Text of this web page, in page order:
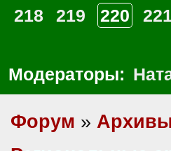
218
219 220
Модераторы:
Форум »